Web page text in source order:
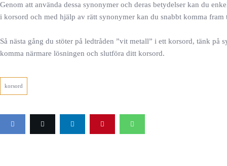
Genom att använda dessa synonymer och deras betydelser kan du
i korsord och med hjälp av rätt synonymer kan du snabbt komma fram
Så nästa gång du stöter på ledtråden ”vit metall” i ett korsord, tänk
komma närmare lösningen och slutföra ditt korsord.
korsord